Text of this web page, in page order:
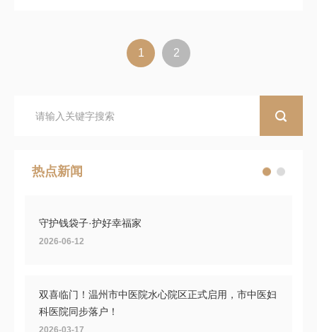
1 2
热点新闻
守护钱袋子·护好幸福家
2026-06-12
双喜临门！温州市中医院水心院区正式启用，市中医妇
科医院同步落户！
2026-03-17